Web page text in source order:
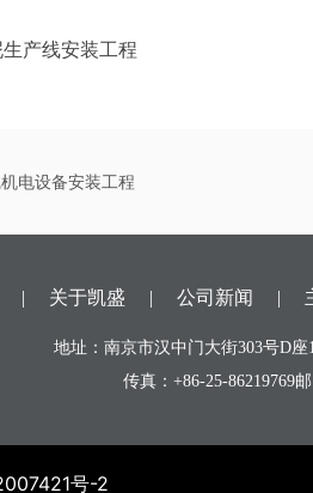
产线安装工程
电设备安装工程
| 关于凯盛 | 公司新闻 |
地址：南京市汉中门大街303号D
传真：+86-25-86219769
号-2